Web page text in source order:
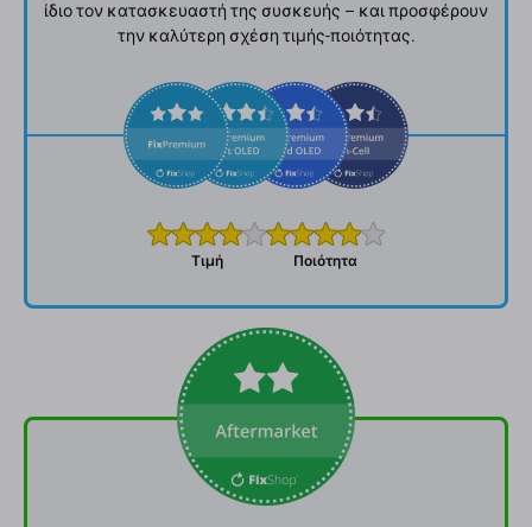
ίδιο τον κατασκευαστή της συσκευής – και προσφέρουν
την καλύτερη σχέση τιμής-ποιότητας.
Τιμή Ποιότητα